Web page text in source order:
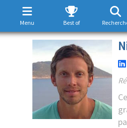
Menu Best of